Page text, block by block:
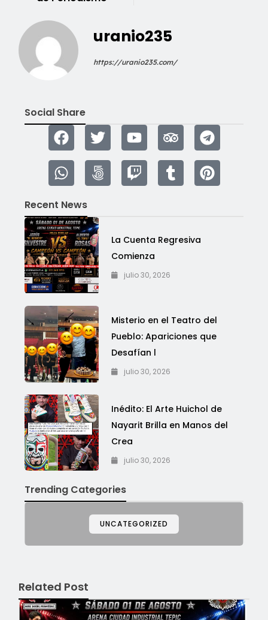
uranio235
https://uranio235.com/
Social Share
Recent News
La Cuenta Regresiva
Comienza
julio 30, 2026
Misterio en el Teatro del
Pueblo: Apariciones que
Desafían l
julio 30, 2026
Inédito: El Arte Huichol de
Nayarit Brilla en Manos del
Crea
julio 30, 2026
Trending Categories
UNCATEGORIZED
Related Post